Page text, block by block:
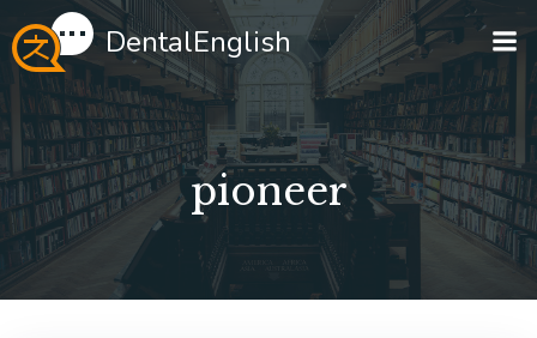
Перейти
к
содержимому
DentalEnglish
pioneer